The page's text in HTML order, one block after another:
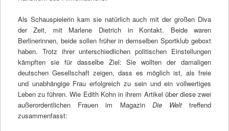
Als Schauspielerin kam sie natürlich auch mit der großen Diva
der Zeit, mit Marlene Dietrich in Kontakt. Beide waren
Berlinerinnen, beide sollen früher in demselben Sportklub geboxt
haben. Trotz ihrer unterschiedlichen politischen Einstellungen
kämpften sie für dasselbe Ziel: Sie wollten der damaligen
deutschen Gesellschaft zeigen, dass es möglich ist, als freie
und unabhängige Frau erfolgreich zu sein und ein vollwertiges
Leben zu führen. Wie Edith Kohn in ihrem Artikel über diese zwei
außerordentlichen Frauen im Magazin Die Welttreffend
zusammenfasst: